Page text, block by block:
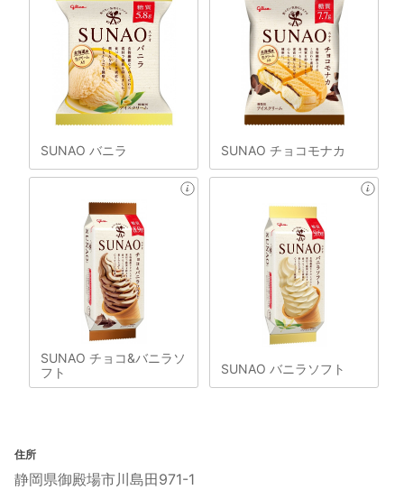
SUNAO バニラ SUNAO チョコモナカ
SUNAO チョコ&バニラソ
フト
SUNAO バニラソフト
住所
静岡県御殿場市川島田971-1